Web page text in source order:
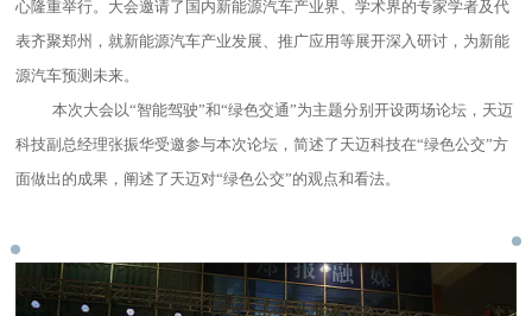
心隆重举行。大会邀请了国内新能源汽车产业界、学术界的专家学者及代
表齐聚郑州，就新能源汽车产业发展、推广应用等展开深入研讨，为新能
源汽车预测未来。
本次大会以“智能驾驶”和“绿色交通”为主题分别开设两场论坛，天迈
科技副总经理张振华受邀参与本次论坛，简述了天迈科技在“绿色公交”方
面做出的成果，阐述了天迈对“绿色公交”的观点和看法。